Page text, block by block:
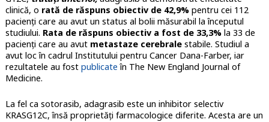
clinică, o rată de răspuns obiectiv de 42,9%pentru cei 112
pacienţi care au avut un status al bolii măsurabil la începutul
studiului. Rata de răspuns obiectiv a fost de 33,3%la 33 de
pacienţi care au avut metastaze cerebrale stabile. Studiul a
avut loc în cadrul Institutului pentru Cancer Dana-Farber, iar
rezultatele au fostpublicate în The New England Journal of
Medicine.
La fel ca sotorasib, adagrasib este un inhibitor selectiv
KRASG12C, însă proprietăți farmacologice diferite. Acesta are un